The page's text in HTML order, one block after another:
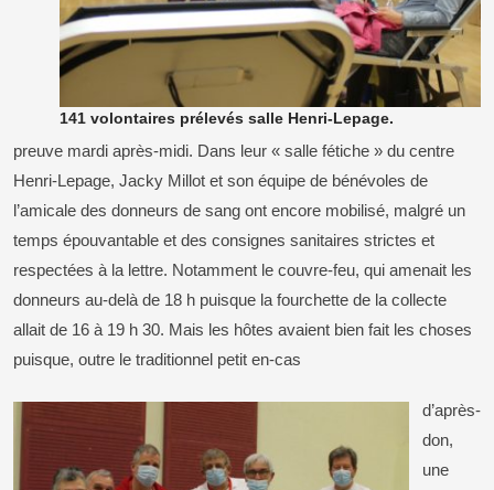
141 volontaires prélevés salle Henri-Lepage.
preuve mardi après-midi. Dans leur « salle fétiche » du centre
Henri-Lepage, Jacky Millot et son équipe de bénévoles de
l’amicale des donneurs de sang ont encore mobilisé, malgré un
temps épouvantable et des consignes sanitaires strictes et
respectées à la lettre. Notamment le couvre-feu, qui amenait les
donneurs au-delà de 18 h puisque la fourchette de la collecte
allait de 16 à 19 h 30. Mais les hôtes avaient bien fait les choses
puisque, outre le traditionnel petit en-cas
d’après-
don,
une